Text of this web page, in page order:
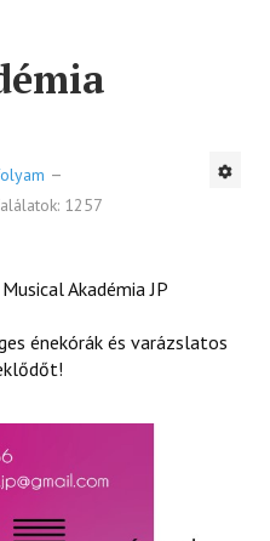
1257
Akadémia JP
énekórák és varázslatos